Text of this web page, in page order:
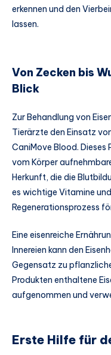
erkennen und den
lassen.
Von Zecken bis
Blick
Zur Behandlung von
Tierärzte den Einsatz
CaniMove Blood.
vom Körper
Herkunft, die die
es wichtige Vitamine
Regenerationsprozess
Eine eisenreiche
Innereien kann den
Gegensatz zu
Produkten enthaltene
aufgenommen und
Erste Hilfe für